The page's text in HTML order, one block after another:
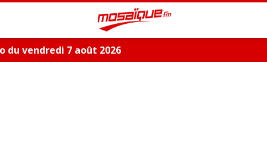
du vendredi 7 août 2026